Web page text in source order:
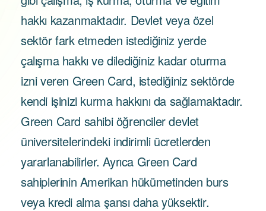
hakkı kazanmaktadır. Devlet veya özel
sektör fark etmeden istediğiniz yerde
çalışma hakkı ve dilediğiniz kadar oturma
izni veren Green Card, istediğiniz sektörde
kendi işinizi kurma hakkını da sağlamaktadır.
Green Card sahibi öğrenciler devlet
üniversitelerindeki indirimli ücretlerden
yararlanabilirler. Ayrıca Green Card
sahiplerinin Amerikan hükümetinden burs
veya kredi alma şansı daha yüksektir.